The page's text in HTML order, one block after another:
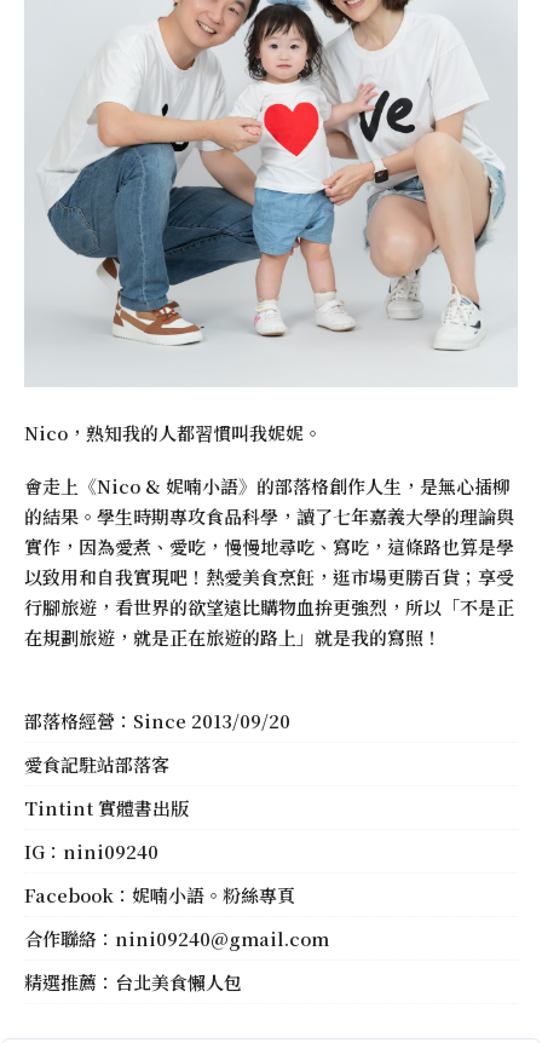
Nico，熟知我的人都習慣叫我妮妮。
會走上《Nico & 妮喃小語》的部落格創作人生，是無心插柳
的結果。學生時期專攻食品科學，讀了七年嘉義大學的理論與
實作，因為愛煮、愛吃，慢慢地尋吃、寫吃，這條路也算是學
以致用和自我實現吧！熱愛美食烹飪，逛市場更勝百貨；享受
行腳旅遊，看世界的欲望遠比購物血拚更強烈，所以「不是正
在規劃旅遊，就是正在旅遊的路上」就是我的寫照！
部落格經營：Since 2013/09/20
愛食記駐站部落客
Tintint 實體書出版
IG： nini09240
Facebook： 妮喃小語。粉絲專頁
合作聯絡： nini09240@gmail.com
精選推薦： 台北美食懶人包